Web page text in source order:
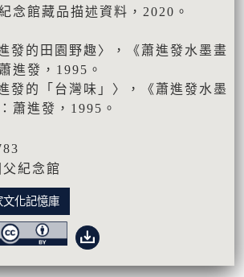
念館藏品描述資料，2020。
發的田園野趣〉，《蕭進發水墨畫
進發，1995。
發的「台灣味」〉，《蕭進發水墨
蕭進發，1995。
紀念館
文化記憶庫